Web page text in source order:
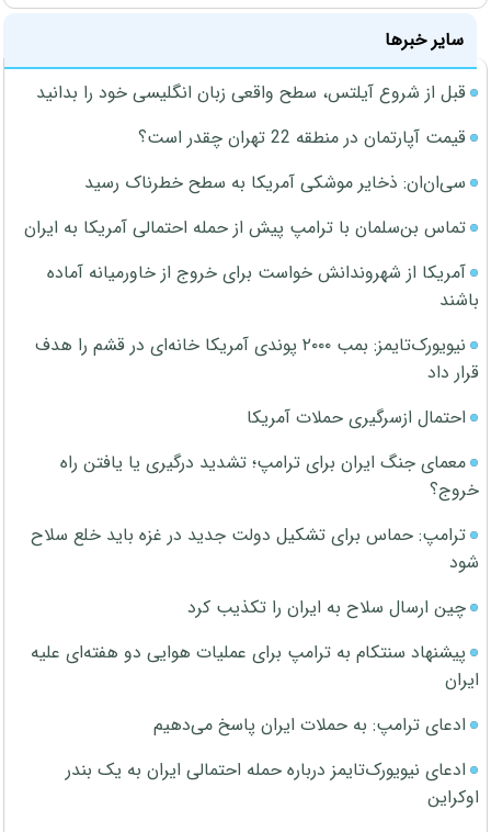
سایر خبرها
قبل از شروع آیلتس، سطح واقعی زبان انگلیسی خود را بدانید
قیمت آپارتمان در منطقه 22 تهران چقدر است؟
سی‌ان‌ان: ذخایر موشکی آمریکا به سطح خطرناک رسید
تماس بن‌سلمان با ترامپ پیش از حمله احتمالی آمریکا به ایران
آمریکا از شهروندانش خواست برای خروج از خاورمیانه آماده
باشند
نیویورک‌تایمز: بمب ۲۰۰۰ پوندی آمریکا خانه‌ای در قشم را هدف
قرار داد
احتمال ازسرگیری حملات آمریکا
معمای جنگ ایران برای ترامپ؛ تشدید درگیری یا یافتن راه
خروج؟
ترامپ: حماس برای تشکیل دولت جدید در غزه باید خلع سلاح
شود
چین ارسال سلاح به ایران را تکذیب کرد
پیشنهاد سنتکام به ترامپ برای عملیات هوایی دو هفته‌ای علیه
ایران
ادعای ترامپ: به حملات ایران پاسخ می‌دهیم
ادعای نیویورک‌تایمز درباره حمله احتمالی ایران به یک بندر
اوکراین